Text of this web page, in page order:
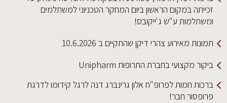
זכייתה במקום הראשון ביום המחקר הטכניוני למשתלמים
ומשתלמות ע"ש ג'ייקובס!
תמונות מאירוע צהרי דיקן שהתקיים ב 10.6.2026
ביקור מקצועי בחברת התרופות Unipharm
ברכות חמות לפרופ"ח אלון גרינברג דנה לרגל קידומו לדרגת
פרופסור חבר!